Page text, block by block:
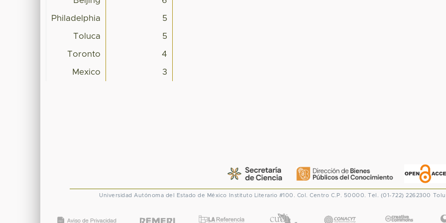
Philadelphia 5
Toluca 5
Toronto 4
Mexico 3
Universidad Autónoma del Estado de México Instituto Literario #100. Col. Centro C.P. 50000. Tel. (01-722) 2262300